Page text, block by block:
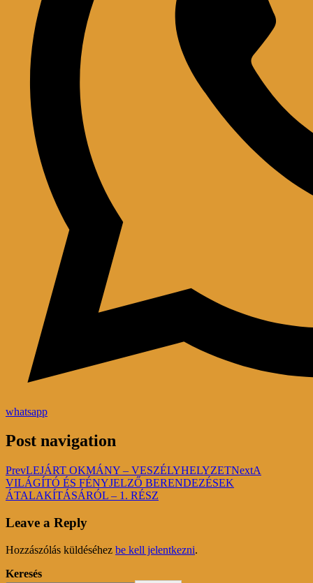
whatsapp
Post navigation
PrevLEJÁRT OKMÁNY – VESZÉLYHELYZETNextA
VILÁGÍTÓ ÉS FÉNYJELZŐ BERENDEZÉSEK
ÁTALAKÍTÁSÁRÓL – 1. RÉSZ
Leave a Reply
Hozzászólás küldéséhez be kell jelentkezni.
Keresés